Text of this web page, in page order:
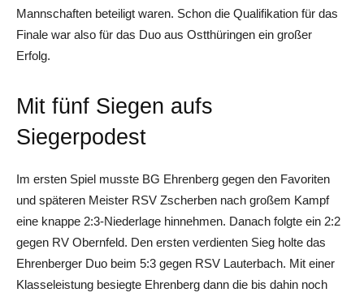
Mannschaften beteiligt waren. Schon die Qualifikation für das
Finale war also für das Duo aus Ostthüringen ein großer
Erfolg.
Mit fünf Siegen aufs
Siegerpodest
Im ersten Spiel musste BG Ehrenberg gegen den Favoriten
und späteren Meister RSV Zscherben nach großem Kampf
eine knappe 2:3-Niederlage hinnehmen. Danach folgte ein 2:2
gegen RV Obernfeld. Den ersten verdienten Sieg holte das
Ehrenberger Duo beim 5:3 gegen RSV Lauterbach. Mit einer
Klasseleistung besiegte Ehrenberg dann die bis dahin noch